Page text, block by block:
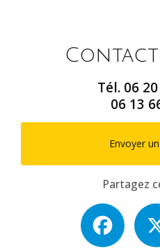
Tél. 06
06 13
Envoyer
Partagez